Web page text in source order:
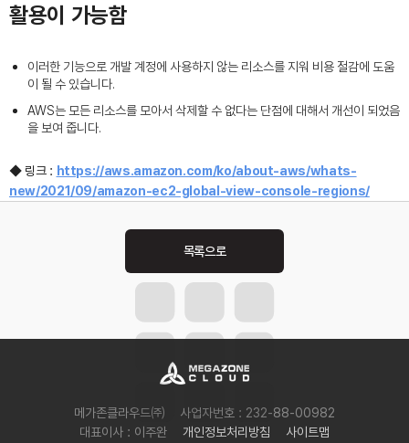
활용이 가능함
이러한 기능으로 개발 계정에 사용하지 않는 리소스를 지워 비용 절감에 도움
이 될 수 있습니다.
AWS는 모든 리소스를 모아서 삭제할 수 없다는 단점에 대해서 개선이 되었음
을 보여 줍니다.
◆ 링크 : https://aws.amazon.com/ko/about-aws/whats-
new/2021/09/amazon-ec2-global-view-console-regions/
메가존클라우드㈜
사업자번호 : 232-88-00982
대표이사 : 이주완
개인정보처리방침 사이트맵